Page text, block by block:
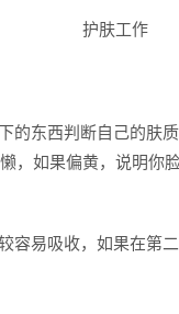
的东西判断自己的肤
，如果偏黄，说明你
容易吸收，如果在第